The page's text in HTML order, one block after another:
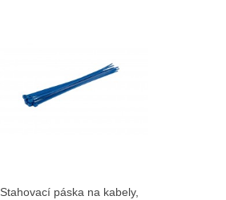
Zobrazit více
Stahovací páska na kabely,